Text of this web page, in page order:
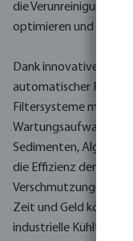
die Verunreinigungen
optimieren und
Dank innovativer
automatischer
Filtersysteme
Wartungsaufwand.
Sedimenten, Algen
die Effizienz der
Verschmutzungen und
Zeit und Geld können
industrielle Kühltürme,